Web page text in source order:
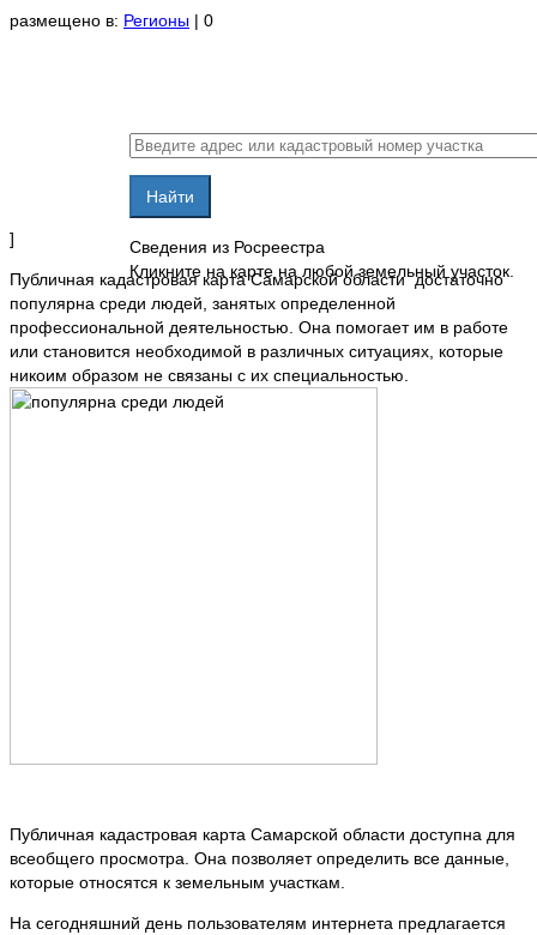
размещено в: Регионы | 0
Сведения из Росреестра
Кликните на карте на любой земельный участок.
]
Публичная кадастровая карта Самарской области достаточно
популярна среди людей, занятых определенной
профессиональной деятельностью. Она помогает им в работе
или становится необходимой в различных ситуациях, которые
никоим образом не связаны с их специальностью.
Публичная кадастровая карта Самарской области доступна для
всеобщего просмотра. Она позволяет определить все данные,
которые относятся к земельным участкам.
На сегодняшний день пользователям интернета предлагается